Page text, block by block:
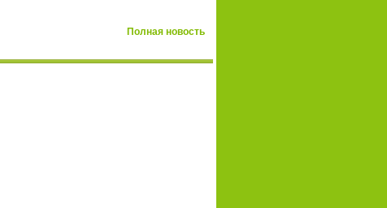
Полная новость